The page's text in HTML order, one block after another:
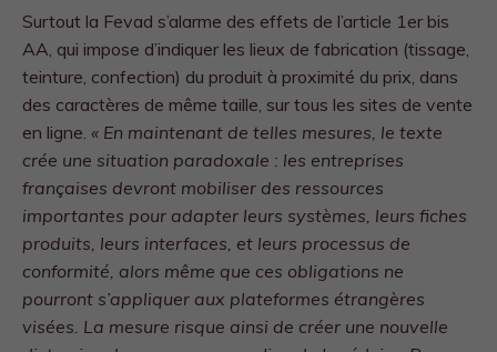
Surtout la Fevad s’alarme des effets de l’article 1er bis
AA, qui impose d’indiquer les lieux de fabrication (tissage,
teinture, confection) du produit à proximité du prix, dans
des caractères de même taille, sur tous les sites de vente
en ligne. « En maintenant de telles mesures, le texte
crée une situation paradoxale : les entreprises
françaises devront mobiliser des ressources
importantes pour adapter leurs systèmes, leurs fiches
produits, leurs interfaces, et leurs processus de
conformité, alors même que ces obligations ne
pourront s’appliquer aux plateformes étrangères
visées. La mesure risque ainsi de créer une nouvelle